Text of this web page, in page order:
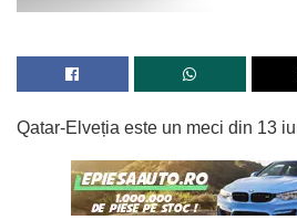
Qatar-Elveția este un meci din 13